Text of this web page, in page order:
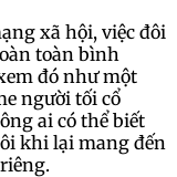
xã hội, việc đôi
toàn bình
đó như một
người tối cổ
ai có thể biết
khi lại mang đến